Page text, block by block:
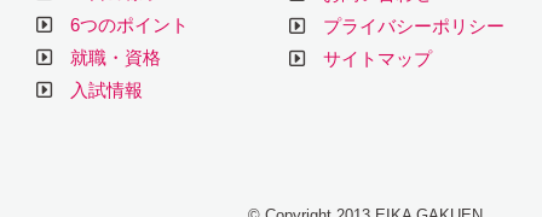
6つのポイント
就職・資格
入試情報
プライバシーポリシー
サイトマップ